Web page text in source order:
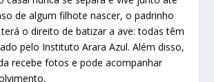
de algum filhote nascer, o padrinho
o direito de batizar a ave: todas têm
pelo Instituto Arara Azul. Além disso,
recebe fotos e pode acompanhar